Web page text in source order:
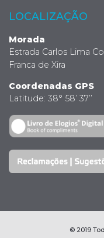
LOCALIZAÇÃO
Morada
Estrada Carlos Lima
Franca de Xira
Coordenadas GPS
Latitude: 38° 58’ 37’’
© 2019